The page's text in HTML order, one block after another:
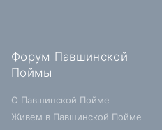
Форум Павшинской
Поймы
О Павшинской Пойме
Живем в Павшинской Пойме